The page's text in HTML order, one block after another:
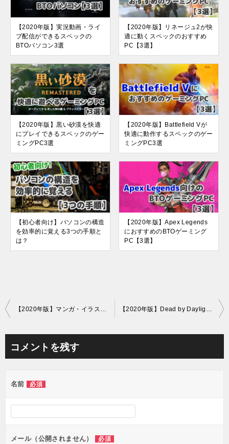
【2020年版】実況動画・ライ
ブ配信ができるスペックの
BTOパソコン3選
【2020年版】リネージュ2が快
適に動くスペックのおすすめ
PC【3選】
【2020年版】黒い砂漠を快適
にプレイできるスペックのゲー
ミングPC3選
【2020年版】Battlefield Vが
快適に動作するスペックのゲー
ミングPC3選
【初心者向け】パソコンの構造
を効率的に覚える3つの手順と
は？
【2020年版】Apex Legends
におすすめのBTOゲーミング
PC【3選】
投
ビ
ー
シ
ョ
ン
コメントを残す
名前 必須
メール（公開されません） 必須